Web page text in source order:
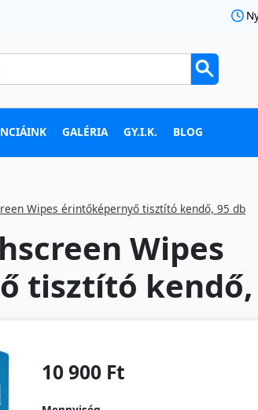
GALÉRIA GY.I.K. BLOG
Wipes érintőképernyő tisztító kendő, 95 db
Wipes
tisztító kendő,
10 900 Ft